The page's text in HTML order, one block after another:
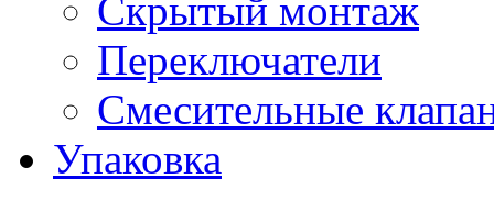
Скрытый монтаж
Переключатели
Смесительные
Упаковка